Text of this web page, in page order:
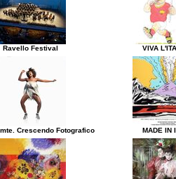
Ravello Festival VIVA
Crescendo Fotografico MADE IN